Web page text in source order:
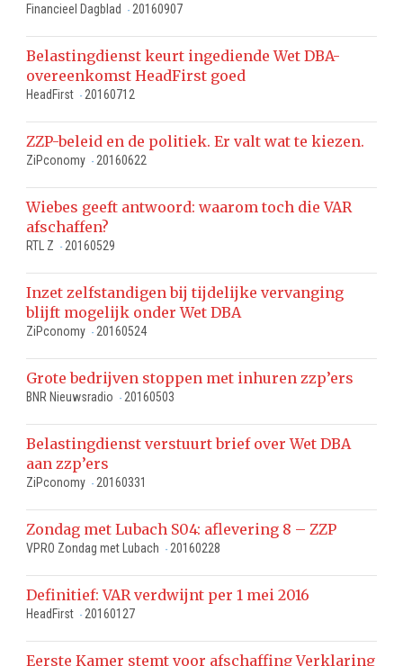
Financieel Dagblad - 20160907
Belastingdienst keurt ingediende Wet DBA-
overeenkomst HeadFirst goed
HeadFirst - 20160712
ZZP-beleid en de politiek. Er valt wat te kiezen.
ZiPconomy - 20160622
Wiebes geeft antwoord: waarom toch die VAR
afschaffen?
RTL Z - 20160529
Inzet zelfstandigen bij tijdelijke vervanging
blijft mogelijk onder Wet DBA
ZiPconomy - 20160524
Grote bedrijven stoppen met inhuren zzp’ers
BNR Nieuwsradio - 20160503
Belastingdienst verstuurt brief over Wet DBA
aan zzp’ers
ZiPconomy - 20160331
Zondag met Lubach S04: aflevering 8 – ZZP
VPRO Zondag met Lubach - 20160228
Definitief: VAR verdwijnt per 1 mei 2016
HeadFirst - 20160127
Eerste Kamer stemt voor afschaffing Verklaring